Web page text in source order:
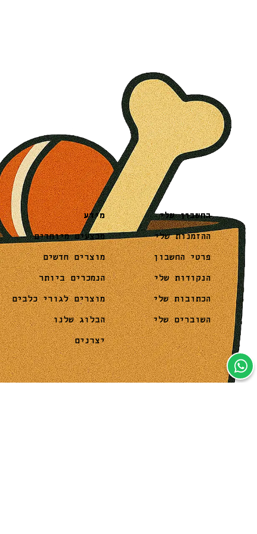
החשבון שלי
ההזמנות שלי
פרטי החשבון
הנקודות שלי
הכתובות שלי
השוברים שלי
מידע
מבצעים מיוחדים
מוצרים חדשים
הנמכרים ביותר
מוצרים לגורי כלבים
הבלוג שלנו
יצרנים